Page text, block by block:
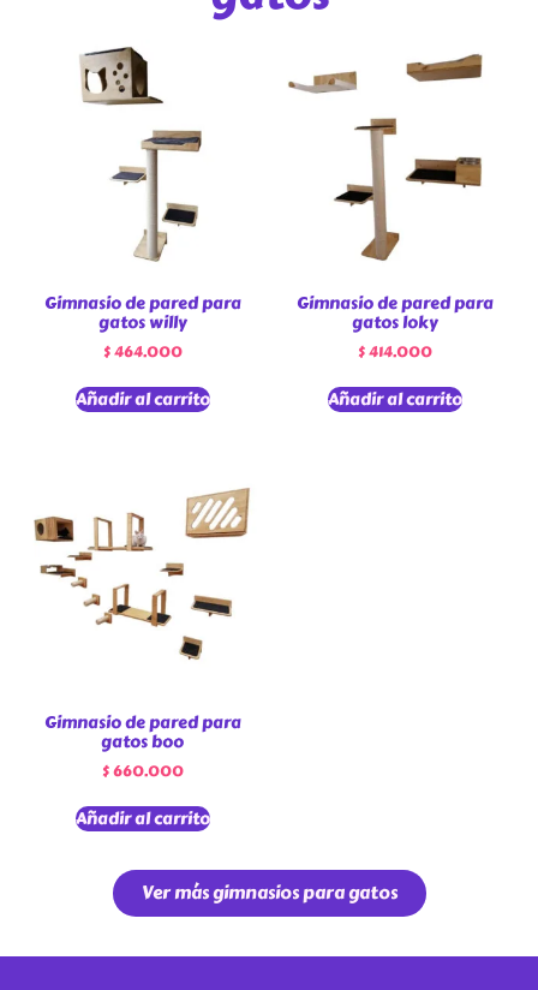
Gimnasio de pared para
gatos willy
$464.000
Añadir al carrito
Gimnasio de pared para
gatos loky
$414.000
Añadir al carrito
Gimnasio de pared para
gatos boo
$660.000
Añadir al carrito
Ver más gimnasios para gatos